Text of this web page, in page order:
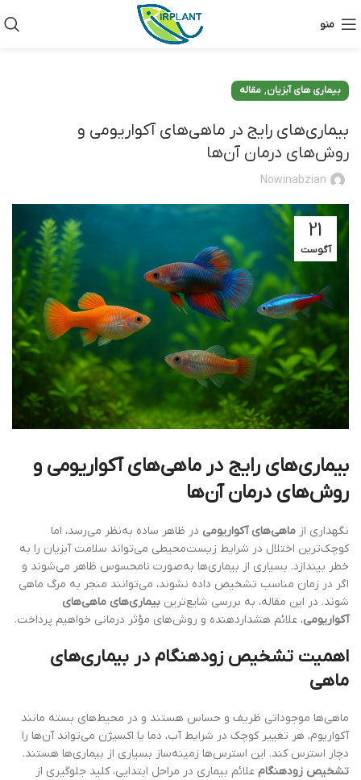
منو
بیماری های آبزیان, مقاله
بیماری‌های رایج در ماهی‌های آکواریومی و
روش‌های درمان آن‌ها
Nowinabzian
21
آگوست
بیماری‌های رایج در ماهی‌های آکواریومی و
روش‌های درمان آن‌ها
نگهداری از ماهی‌های آکواریومی در ظاهر ساده به‌نظر می‌رسد، اما
کوچک‌ترین اختلال در شرایط زیست‌محیطی می‌تواند سلامت آبزیان را به
خطر بیندازد. بسیاری از بیماری‌ها به‌صورت نامحسوس ظاهر می‌شوند و
اگر در زمان مناسب تشخیص داده نشوند، می‌توانند منجر به مرگ ماهی
شوند. در این مقاله، به بررسی شایع‌ترین بیماری‌های ماهی‌های
آکواریومی، علائم هشداردهنده و روش‌های مؤثر درمانی خواهیم پرداخت.
اهمیت تشخیص زودهنگام در بیماری‌های
ماهی
ماهی‌ها موجوداتی ظریف و حساس هستند و در محیط‌های بسته مانند
آکواریوم، هر تغییر کوچک در شرایط آب، دما یا اکسیژن می‌تواند آن‌ها را
دچار استرس کند. این استرس‌ها زمینه‌ساز بسیاری از بیماری‌ها هستند.
تشخیص زودهنگام علائم بیماری در مراحل ابتدایی، کلید جلوگیری از